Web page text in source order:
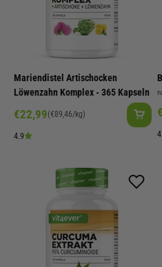
Mariendistel Artischocken
Löwenzahn Komplex - 365 Kapseln
Angebot
€22,99(€89,46/kg)
4.9